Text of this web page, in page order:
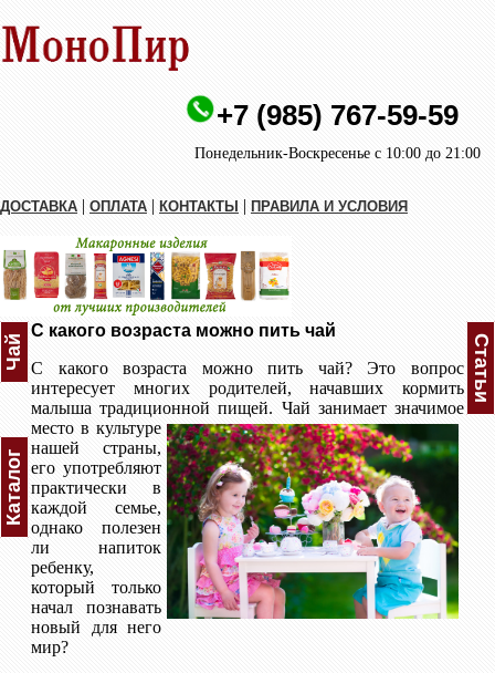
+7 (985) 767-59-59
Понедельник-Воскресенье с 10:00 до 21:00
ДОСТАВКА | ОПЛАТА | КОНТАКТЫ | ПРАВИЛА И УСЛОВИЯ
Чай
Каталог
C какого возраста можно пить чай
C какого возраста можно пить чай? Это вопрос
интересует многих родителей, начавших кормить
малыша традиционной пищей. Чай занимает значимое
место в культуре
нашей страны,
его употребляют
практически в
каждой семье,
однако полезен
ли напиток
ребенку,
который только
начал познавать
новый для него
мир?
Статьи